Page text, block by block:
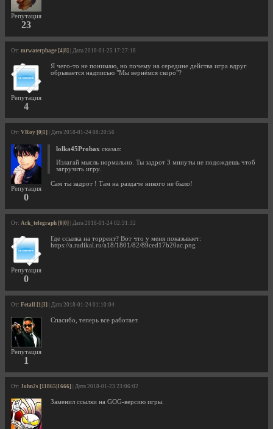
Репутация
23
От: mrwaterphage [4|8] | Дата 2018-01-25 17:27:18
Репутация
4
Я чего-то не понимаю, но почему на середине действа игра вдруг
обрывается надписью "Мы вернёмся скоро"?
От: VRoy [0|1] | Дата 2018-01-24 08:20:56
Репутация
0
lolka45Probax сказал:
Излагай мысль нормально. Ты задрот 3 минуты не подождешь чтоб
загрузить игру.
Сам ты задрот ! Там на раздаче никого не было!
От: Ark_telegraph [0|0] | Дата 2018-01-24 02:31:32
Репутация
0
Где ссылка на торрент? Вот что у меня показывает:
https://a.radikal.ru/a18/1801/82/89ced17b20ac.png
От: Fetall [1|3] | Дата 2018-01-24 01:10:04
Репутация
1
Спасибо, теперь все работает.
От: John2s [11865|1666] | Дата 2018-01-23 23:06:02
Заменил ссылки на GOG-версию игры.